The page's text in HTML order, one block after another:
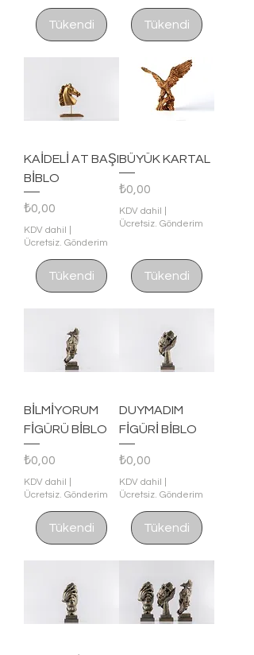
Tükendi Tükendi
KAİDELİ AT BAŞI
BİBLO
Fiyat
₺0,00
KDV dahil
Ücretsiz. Gönderim
Tükendi
BÜYÜK KARTAL
Fiyat
₺0,00
KDV dahil
Ücretsiz. Gönderim
Tükendi
BİLMİYORUM
FİGÜRÜ BİBLO
Fiyat
₺0,00
KDV dahil
Ücretsiz. Gönderim
Tükendi
DUYMADIM
FİGÜRİ BİBLO
Fiyat
₺0,00
KDV dahil
Ücretsiz. Gönderim
Tükendi